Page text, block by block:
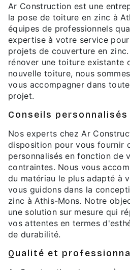
Ar Construction est une
la pose de toiture en zinc à
équipes de professionnels
expertise à votre service
projets de couverture en
rénover une toiture existante
nouvelle toiture, nous
vous accompagner dans
projet.
Conseils personnalisés
Nos experts chez Ar
disposition pour vous fournir
personnalisés en fonction de
contraintes. Nous vous
du matériau le plus adapté à
vous guidons dans la
zinc à Athis-Mons. Notre
une solution sur mesure qui
vos attentes en termes
de durabilité.
Qualité et